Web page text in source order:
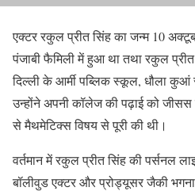
एक्टर रकुल प्रीत सिंह का जन्म 10
पंजाबी फैमिली में हुआ था तथा रकुल प्रीत
दिल्ली के आर्मी पब्लिक स्कूल, धौला कुआं
उन्होंने अपनी कॉलेज की पढ़ाई को जीसस
से मैथमेटिक्स विषय से पूरी की थी।
वर्तमान में रकुल प्रीत सिंह की पर्सनल
बॉलीवुड एक्टर और प्रोड्यूसर जैकी